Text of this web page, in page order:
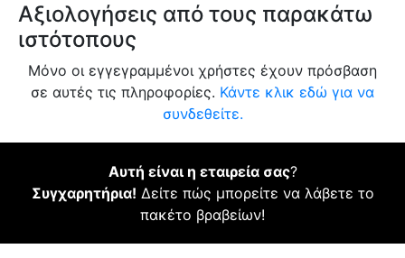
Αξιολογήσεις από τους παρακάτω
ιστότοπους
Μόνο οι εγγεγραμμένοι χρήστες έχουν πρόσβαση
σε αυτές τις πληροφορίες. Κάντε κλικ εδώ για να
συνδεθείτε.
Αυτή είναι η εταιρεία σας?
Συγχαρητήρια! Δείτε πώς μπορείτε να λάβετε το
πακέτο βραβείων!